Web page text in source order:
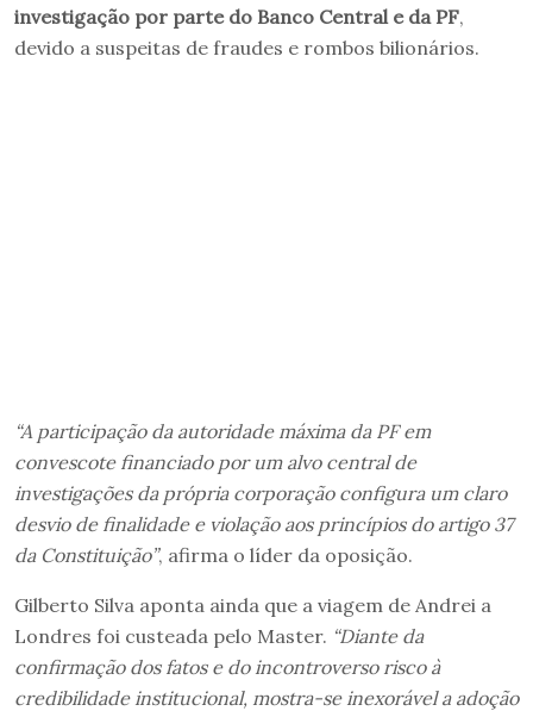
investigação por parte do Banco Central e da PF,
devido a suspeitas de fraudes e rombos bilionários.
“A participação da autoridade máxima da PF em
convescote financiado por um alvo central de
investigações da própria corporação configura um claro
desvio de finalidade e violação aos princípios do artigo 37
da Constituição”, afirma o líder da oposição.
Gilberto Silva aponta ainda que a viagem de Andrei a
Londres foi custeada pelo Master. “Diante da
confirmação dos fatos e do incontroverso risco à
credibilidade institucional, mostra-se inexorável a adoção